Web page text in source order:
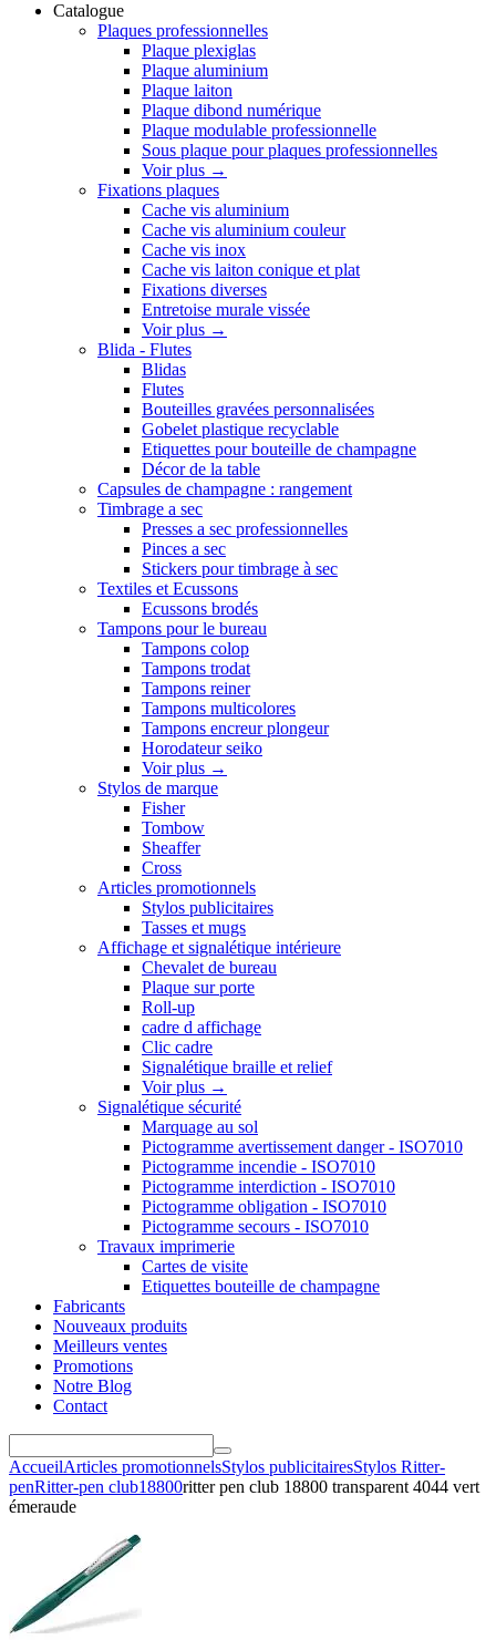
Catalogue
Plaques professionnelles
Plaque plexiglas
Plaque aluminium
Plaque laiton
Plaque dibond numérique
Plaque modulable professionnelle
Sous plaque pour plaques professionnelles
Voir plus →
Fixations plaques
Cache vis aluminium
Cache vis aluminium couleur
Cache vis inox
Cache vis laiton conique et plat
Fixations diverses
Entretoise murale vissée
Voir plus →
Blida - Flutes
Blidas
Flutes
Bouteilles gravées personnalisées
Gobelet plastique recyclable
Etiquettes pour bouteille de champagne
Décor de la table
Capsules de champagne : rangement
Timbrage a sec
Presses a sec professionnelles
Pinces a sec
Stickers pour timbrage à sec
Textiles et Ecussons
Ecussons brodés
Tampons pour le bureau
Tampons colop
Tampons trodat
Tampons reiner
Tampons multicolores
Tampons encreur plongeur
Horodateur seiko
Voir plus →
Stylos de marque
Fisher
Tombow
Sheaffer
Cross
Articles promotionnels
Stylos publicitaires
Tasses et mugs
Affichage et signalétique intérieure
Chevalet de bureau
Plaque sur porte
Roll-up
cadre d affichage
Clic cadre
Signalétique braille et relief
Voir plus →
Signalétique sécurité
Marquage au sol
Pictogramme avertissement danger - ISO7010
Pictogramme incendie - ISO7010
Pictogramme interdiction - ISO7010
Pictogramme obligation - ISO7010
Pictogramme secours - ISO7010
Travaux imprimerie
Cartes de visite
Etiquettes bouteille de champagne
Fabricants
Nouveaux produits
Meilleurs ventes
Promotions
Notre Blog
Contact
AccueilArticles promotionnelsStylos publicitairesStylos Ritter-
penRitter-pen club18800ritter pen club 18800 transparent 4044 vert
émeraude